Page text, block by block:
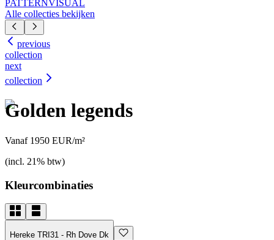
PATTERNVISUAL
Alle collecties bekijken
previous
collection
next
collection
Golden legends
Vanaf 1950 EUR/m²
(incl. 21% btw)
Kleurcombinaties
Hereke TRI31 - Rh Dove Dk